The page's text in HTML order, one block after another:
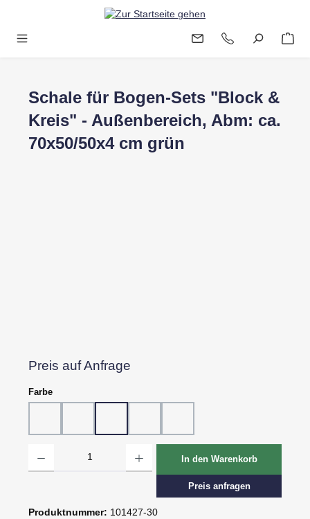
Zum Hauptinhalt springen
Schale für Bogen-Sets "Block &
Kreis" - Außenbereich, Abm: ca.
70x50/50x4 cm grün
Preis auf Anfrage
Farbeauswählen
In den Warenkorb
Preis anfragen
Produktnummer: 101427-30